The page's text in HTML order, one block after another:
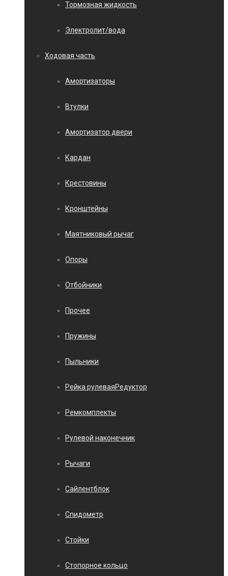
Тормозная жидкость
Электролит/вода
Ходовая часть
Амортизаторы
Втулки
Амортизатор двери
Кардан
Крестовины
Кронштейны
Маятниковый рычаг
Опоры
Отбойники
Прочее
Пружины
Пыльники
Рейка рулеваяРедуктор
Ремкомплекты
Рулевой наконечник
Рычаги
Сайлентблок
Спидометр
Стойки
Стопорное кольцо